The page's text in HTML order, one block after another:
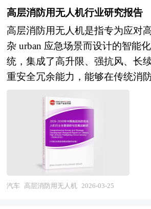
重要的参考价值，对于研究我国
律、提高企业的运营效率、促进
学术和实践的双重意义。
级。 本研究咨询报告由中研普华
写，在大量周密的市场调研基础
家统计局、国家商务部、国家发
息中心、国务院发展研究中心、
国商业信息中心、中国经济景气
业研究网、全国及海外相关报刊
及无人机行业研究单位等公布和
报告对我国无人机行业的供需状
行业发展变化等进行了分析，重
人机行业的发展现状、如何面对
行业的发展建议、行业竞争力，
析和趋势预测等等。报告还综合
化发展，从电池回收利用到生产
设，均体现出汽车行业在可持续
任。未来，汽车消费品的价值重
向“硬件+软件+服务”一体化生态
车、电池租赁、智能座舱内容付
知，但其作为长期使用、高价值
费品核心定位，在可预见的未来
本报告由中研普华的资深专家和
周密的市场调研，参考国家统计
国家发改委、国务院发展研究中
国行业研究网、全国及海外专业
要用于道路交通应急，具备拖曳
塞。此外，部分救援车也承担治
灾、电力抢修、通信保障等任务
管理体系中的关键组成部分。 这
醒目的外观标识，如反光条纹、
报器，在执行紧急任务时可优先
达现场。其底盘结构通常经过强
路况与高强度作业环境，同时配
盘、吊臂、工具箱等模块化组件
力。 随着智能化技术的发展，新
集成导航定位、远程通信、实时
实现与指挥中心的高效联动，提
高层消防用无人机行业研究报告
高层消防用无人机是指专为应对
杂 urban 应急场景而设计的智能
统，集成了高升限、强抗风、长
重安全冗余能力，能够在传统消
继、物资投送、灭火剂喷射、人
务。其核心功能在于突破地面消
限制，快速响应并介入初期或发
载红外热成像、可见光高清摄像
测距等多模态传感器，实时回传
的火势蔓延态势、被困人员位置
汽车 高层消防用无人机 2026-03-25